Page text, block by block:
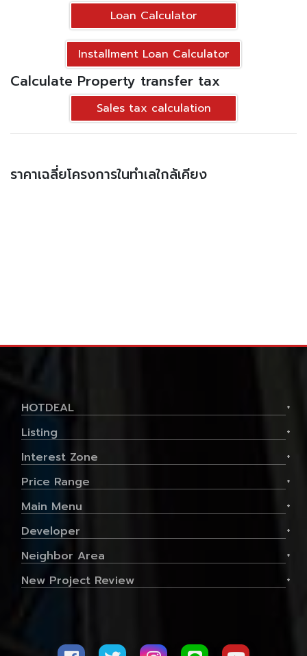
Loan Calculator
Installment Loan Calculator
Calculate Property transfer tax
Sales tax calculation
ราคาเฉลี่ยโครงการในทำเลใกล้เคียง
HOTDEAL +
Listing +
Interest Zone +
Price Range +
Main Menu +
Developer +
Neighbor Area +
New Project Review +